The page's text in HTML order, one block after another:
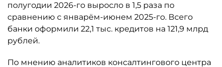
полугодии 2026-го выросло в 1,5 раза по
сравнению с январём-июнем 2025-го. Всего
банки оформили 22,1 тыс. кредитов на 121,9 млрд
рублей.
По мнению аналитиков консалтингового центра